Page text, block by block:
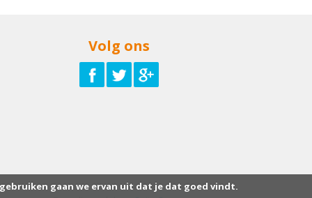
Volg ons
gaan we ervan uit dat je dat goed vindt.